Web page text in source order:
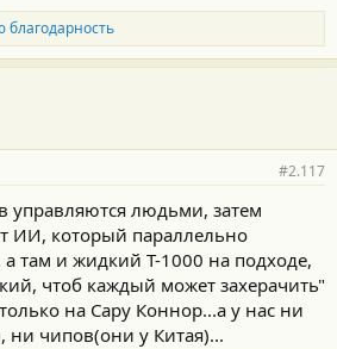
благодарность
#2.117
управляются людьми, затем
ИИ, который параллельно
а там и жидкий Т-1000 на подходе,
чтоб каждый может захерачить"
на Сару Коннор...а у нас ни
ни чипов(они у Китая)...